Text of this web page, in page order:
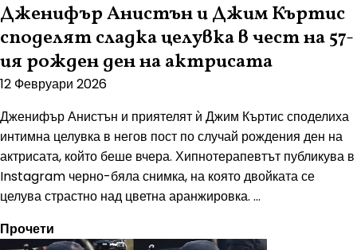
Дженифър Анистън и Джим Къртис
споделят сладка целувка в чест на 57-
ия рожден ден на актрисата
12 Февруари 2026
Дженифър Анистън и приятелят ѝ Джим Къртис споделиха
интимна целувка в негов пост по случай рождения ден на
актрисата, който беше вчера. Хипнотерапевтът публикува в
Instagram черно-бяла снимка, на която двойката се
целува страстно над цветна аранжировка. ...
Прочети